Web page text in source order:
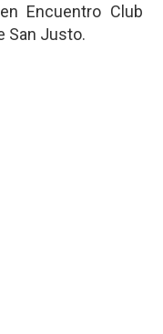
Encuentro Club
San Justo.